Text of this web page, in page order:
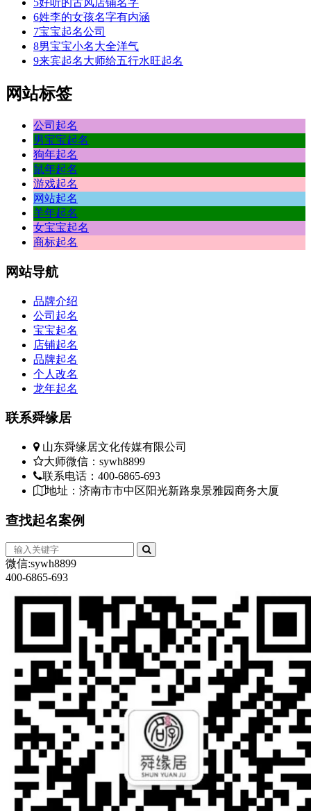
5好听的古风店铺名字
6姓李的女孩名字有内涵
7宝宝起名公司
8男宝宝小名大全洋气
9来宾起名大师给五行水旺起名
网站标签
公司起名
男宝宝起名
狗年起名
鼠年起名
游戏起名
网站起名
羊年起名
女宝宝起名
商标起名
网站导航
品牌介绍
公司起名
宝宝起名
店铺起名
品牌起名
个人改名
龙年起名
联系舜缘居
山东舜缘居文化传媒有限公司
大师微信：sywh8899
联系电话：400-6865-693
地址：济南市市中区阳光新路泉景雅园商务大厦
查找起名案例
微信:sywh8899
400-6865-693